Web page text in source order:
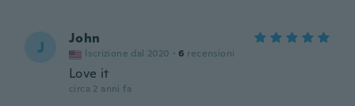
J John
Iscrizione dal 2020 · 6 recensioni
Love it
circa 2 anni fa